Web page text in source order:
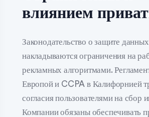
влиянием
Законодательство о защите данных
накладываются ограничения на
рекламных алгоритмами.
Европой и CCPA в Калифорнией
согласия пользователями на сбор
Компании обязаны обеспечивать